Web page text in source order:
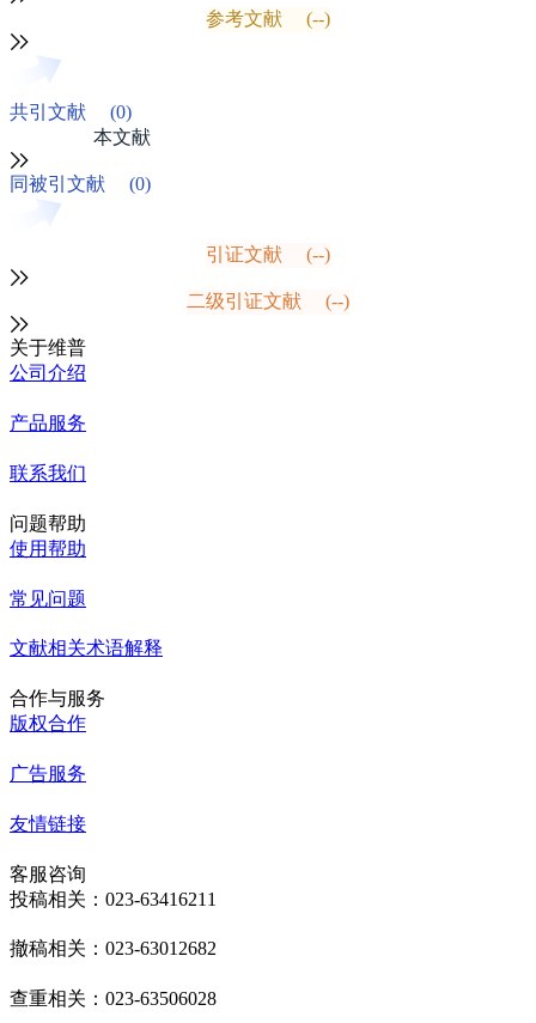
参考文献 (--)
共引文献
(0)
本文献
同被引文献 (0)
引证文献 (--)
二级引证文献 (--)
关于维普
公司介绍
产品服务
联系我们
问题帮助
使用帮助
常见问题
文献相关术语解释
合作与服务
版权合作
广告服务
友情链接
客服咨询
投稿相关：023-63416211
撤稿相关：023-63012682
查重相关：023-63506028